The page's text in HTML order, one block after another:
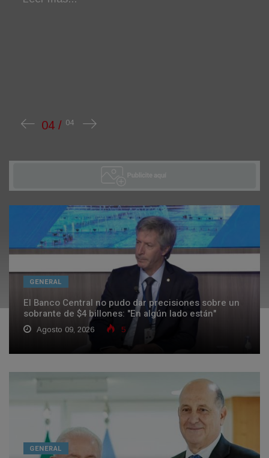
GENERAL
El Banco Central no pudo dar precisiones sobre un
sobrante de $4 billones: "En algún lado están"
Agosto 09, 2026 5
GENERAL